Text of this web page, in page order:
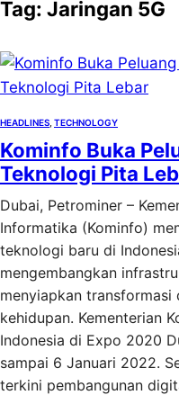
Tag: Jaringan 5G
HEADLINES TECHNOLOGY
Kominfo Buka
Teknologi Pita
Dubai, Petrominer –
Informatika (Kominfo)
teknologi baru di
mengembangkan
menyiapkan
kehidupan. Kementerian
Indonesia di Expo 2020
sampai 6 Januari 2022.
terkini pembangunan